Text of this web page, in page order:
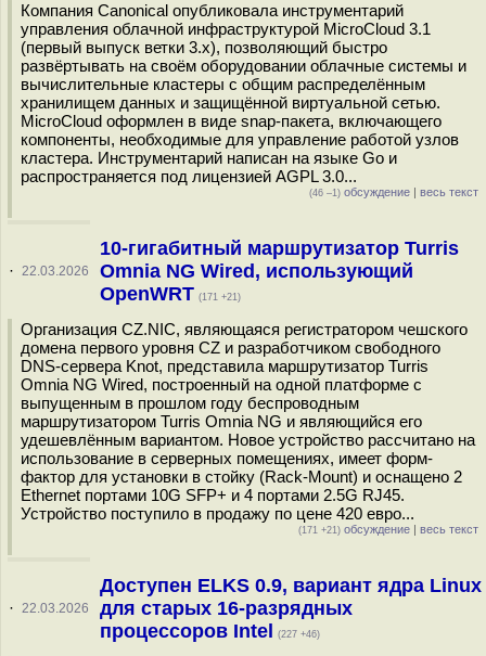
Компания Canonical опубликовала инструментарий
управления облачной инфраструктурой MicroCloud 3.1
(первый выпуск ветки 3.x), позволяющий быстро
развёртывать на своём оборудовании облачные системы и
вычислительные кластеры с общим распределённым
хранилищем данных и защищённой виртуальной сетью.
MicroCloud оформлен в виде snap-пакета, включающего
компоненты, необходимые для управление работой узлов
кластера. Инструментарий написан на языке Go и
распространяется под лицензией AGPL 3.0...
(46 –1) обсуждение | весь текст
· 22.03.2026
10-гигабитный маршрутизатор Turris
Omnia NG Wired, использующий
OpenWRT (171 +21)
Организация CZ.NIC, являющаяся регистратором чешского
домена первого уровня CZ и разработчиком свободного
DNS-сервера Knot, представила маршрутизатор Turris
Omnia NG Wired, построенный на одной платформе с
выпущенным в прошлом году беспроводным
маршрутизатором Turris Omnia NG и являющийся его
удешевлённым вариантом. Новое устройство рассчитано на
использование в серверных помещениях, имеет форм-
фактор для установки в стойку (Rack-Mount) и оснащено 2
Ethernet портами 10G SFP+ и 4 портами 2.5G RJ45.
Устройство поступило в продажу по цене 420 евро...
(171 +21) обсуждение | весь текст
· 22.03.2026
Доступен ELKS 0.9, вариант ядра Linux
для старых 16-разрядных
процессоров Intel
(227 +46)